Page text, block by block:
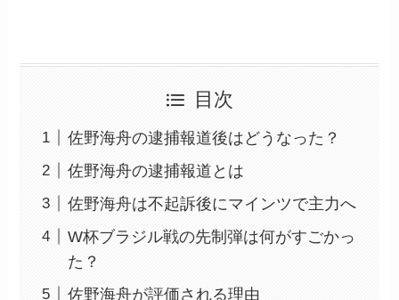
目次
佐野海舟の逮捕報道後はどうなった？
佐野海舟の逮捕報道とは
佐野海舟は不起訴後にマインツで主力へ
W杯ブラジル戦の先制弾は何がすごかっ
た？
佐野海舟が評価される理由